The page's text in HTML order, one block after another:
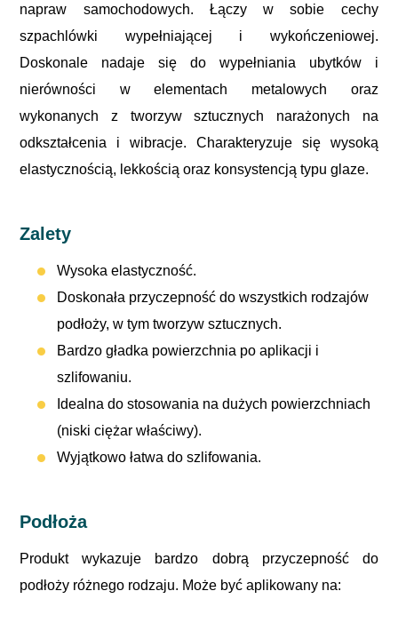
napraw samochodowych. Łączy w sobie cechy
szpachlówki wypełniającej i wykończeniowej.
Doskonale nadaje się do wypełniania ubytków i
nierówności w elementach metalowych oraz
wykonanych z tworzyw sztucznych narażonych na
odkształcenia i wibracje. Charakteryzuje się wysoką
elastycznością, lekkością oraz konsystencją typu glaze.
Zalety
Wysoka elastyczność.
Doskonała przyczepność do wszystkich rodzajów
podłoży, w tym tworzyw sztucznych.
Bardzo gładka powierzchnia po aplikacji i
szlifowaniu.
Idealna do stosowania na dużych powierzchniach
(niski ciężar właściwy).
Wyjątkowo łatwa do szlifowania.
Podłoża
Produkt wykazuje bardzo dobrą przyczepność do
podłoży różnego rodzaju. Może być aplikowany na: